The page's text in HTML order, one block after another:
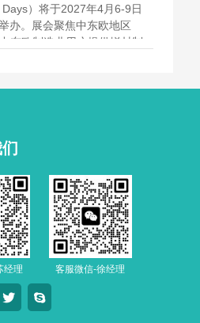
）将于2027年4月6-9日
办。展会聚焦中东欧地区
东欧制造业用户提供增材制
经理 客服微信-徐经理